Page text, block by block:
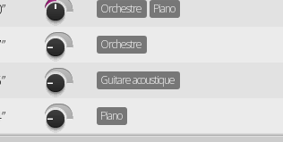
Orchestre Piano
Orchestre
Guitare acoustique
Piano